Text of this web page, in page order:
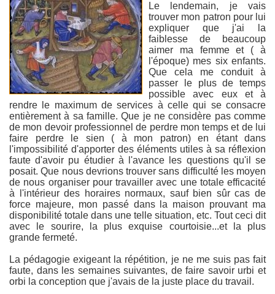
Le lendemain, je vais
trouver mon patron pour lui
expliquer que j'ai la
faiblesse de beaucoup
aimer ma femme et ( à
l'époque) mes six enfants.
Que cela me conduit à
passer le plus de temps
possible avec eux et à
rendre le maximum de services à celle qui se consacre
entièrement à sa famille. Que je ne considère pas comme
de mon devoir professionnel de perdre mon temps et de lui
faire perdre le sien ( à mon patron) en étant dans
l'impossibilité d'apporter des éléments utiles à sa réflexion
faute d'avoir pu étudier à l'avance les questions qu'il se
posait. Que nous devrions trouver sans difficulté les moyen
de nous organiser pour travailler avec une totale efficacité
à l'intérieur des horaires normaux, sauf bien sûr cas de
force majeure, mon passé dans la maison prouvant ma
disponibilité totale dans une telle situation, etc. Tout ceci dit
avec le sourire, la plus exquise courtoisie...et la plus
grande fermeté.
La pédagogie exigeant la répétition, je ne me suis pas fait
faute, dans les semaines suivantes, de faire savoir urbi et
orbi la conception que j'avais de la juste place du travail.